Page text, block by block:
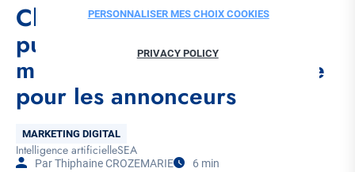
ChatGPT entre dans la
publicité : analyse d'un
modèle qui change la donne
pour les annonceurs
Thématique
MARKETING DIGITAL
Tags
Intelligence artificielleSEA
Par Thiphaine CROZEMARIETemps6 min
PERSONNALISER MES CHOIX COOKIES
PRIVACY POLICY